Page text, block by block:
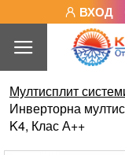
ВХОД
Мултисплит
Инверторна
K4, Клас А++